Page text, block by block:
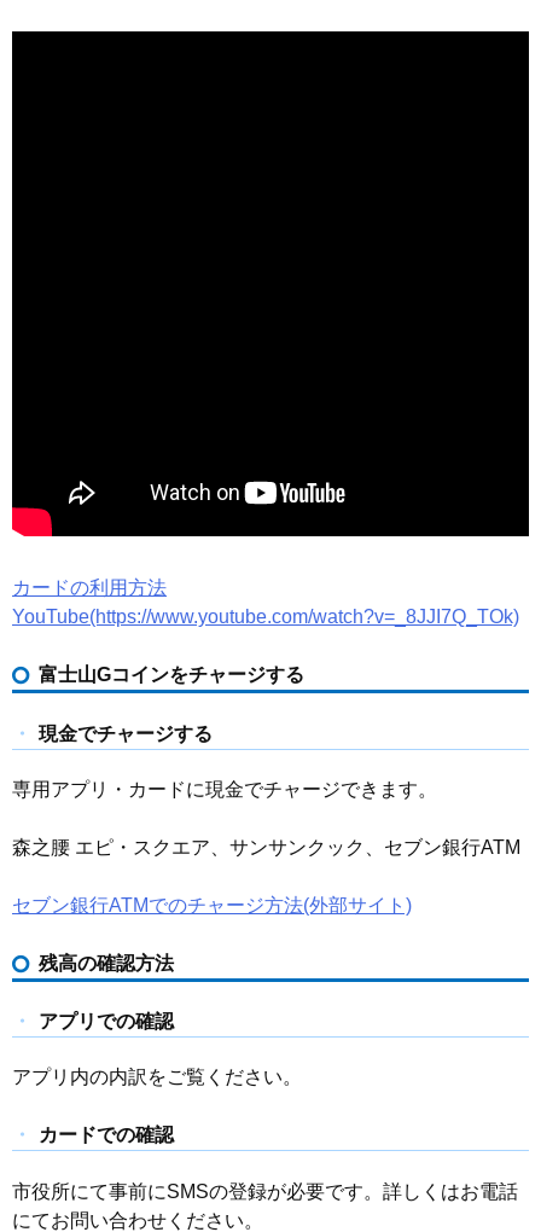
カードの利用方法
YouTube(https://www.youtube.com/watch?v=_8JJI7Q_TOk)
富士山Gコインをチャージする
現金でチャージする
専用アプリ・カードに現金でチャージできます。
森之腰 エピ・スクエア、サンサンクック、セブン銀行ATM
セブン銀行ATMでのチャージ方法(外部サイト)
残高の確認方法
アプリでの確認
アプリ内の内訳をご覧ください。
カードでの確認
市役所にて事前にSMSの登録が必要です。詳しくはお電話
にてお問い合わせください。